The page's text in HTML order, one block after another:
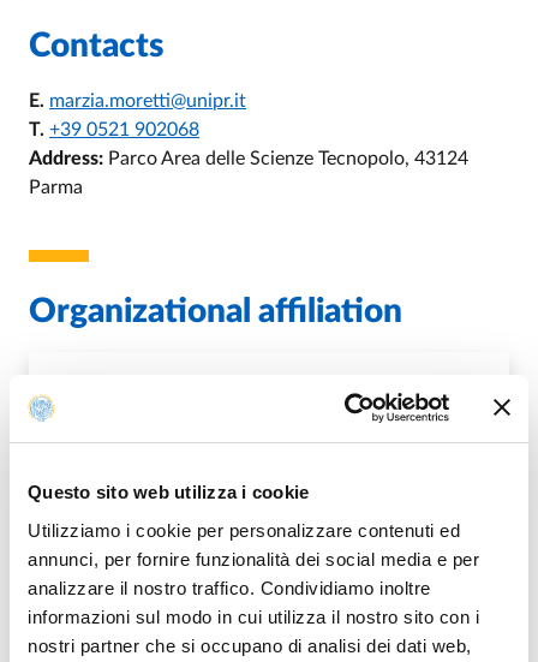
Questo sito web utilizza i cookie
Utilizziamo i cookie per personalizzare contenuti ed
annunci, per fornire funzionalità dei social media e per
analizzare il nostro traffico. Condividiamo inoltre
informazioni sul modo in cui utilizza il nostro sito con i
nostri partner che si occupano di analisi dei dati web,
Contacts
E. marzia.moretti@unipr.it
T. +39 0521 902068
Address: Parco Area delle Scienze Tecnopolo, 43124
Parma
Organizational affiliation
U.O. Valorizzazione della Ricerca e
Promozione dell'Innovazione
More facility staff at this address